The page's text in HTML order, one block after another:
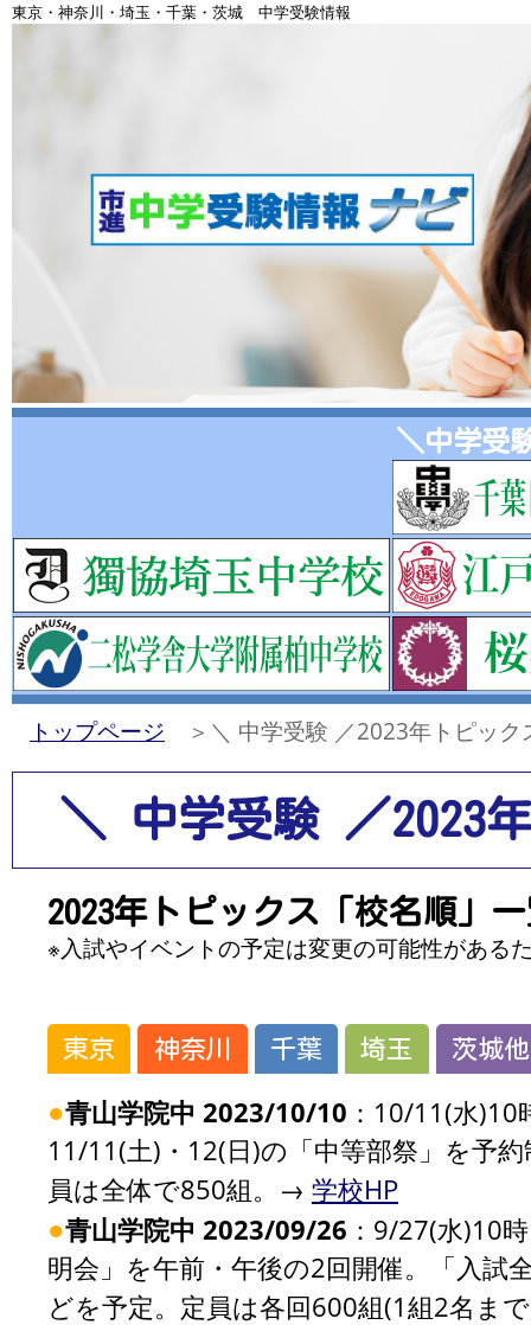
トップページ ＞＼ 中学受験 ／2023年トピック
＼ 中学受験 ／2023
2023年トピックス「校名順」
※入試やイベントの予定は変更の可能性がある
東京 神奈川 千葉 埼玉 茨城他
●青山学院中 2023/10/10 ：10/11(水
11/11(土)・12(日)の「中等部祭」を予
員は全体で850組。→ 学校HP
●青山学院中 2023/09/26 ：9/27(水)10
明会」を午前・午後の2回開催。「入試
どを予定。定員は各回600組(1組2名ま